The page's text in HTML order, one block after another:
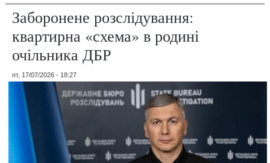
Заборонене розслідування:
квартирна «схема» в родині
очільника ДБР
пт, 17/07/2026 - 18:27